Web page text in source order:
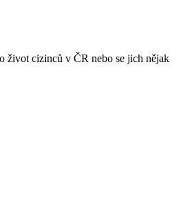
život cizinců v ČR nebo se jich nějak